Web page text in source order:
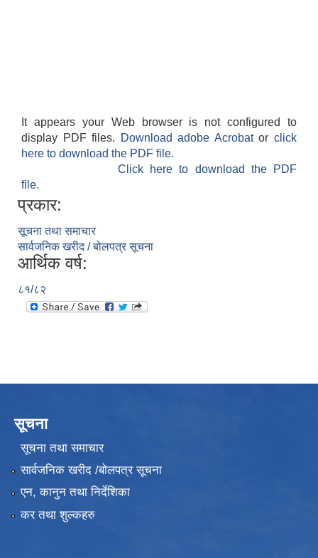
It appears your Web browser is not configured to
display PDF files.
Download adobe Acrobatorclick
here to download the PDF file.
Click here to download the PDF
file.
प्रकार:
सूचना तथा समाचार
सार्वजनिक खरीद / बोलपत्र सूचना
आर्थिक वर्ष:
८१/८२
सूचना
सूचना तथा समाचार
सार्वजनिक खरीद /बोलपत्र सूचना
एन, कानुन तथा निर्देशिका
कर तथा शुल्कहरु